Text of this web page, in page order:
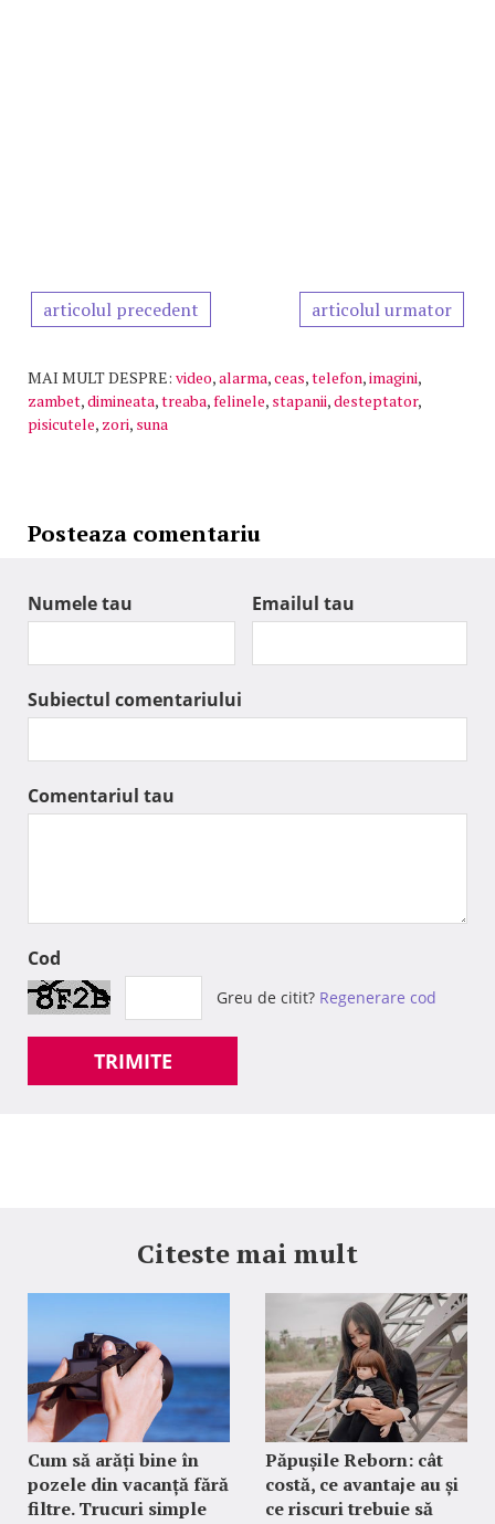
articolul precedent articolul urmator
MAI MULT DESPRE: video,alarma,ceas,telefon,imagini,
zambet,dimineata,treaba,felinele, stapanii,desteptator,
pisicutele, zori, suna
Posteaza comentariu
Numele tau Emailul tau
Subiectul comentariului
Comentariul tau
Cod
Greu de citit? Regenerare cod
TRIMITE
Citeste mai mult
Cum să arăți bine în
pozele din vacanță fără
filtre. Trucuri simple
Păpușile Reborn: cât
costă, ce avantaje au și
ce riscuri trebuie să